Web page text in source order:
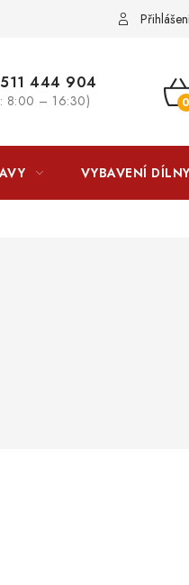
LICENCE K
444 904
8:00 – 16:30)
VYBAVENÍ DÍLNY